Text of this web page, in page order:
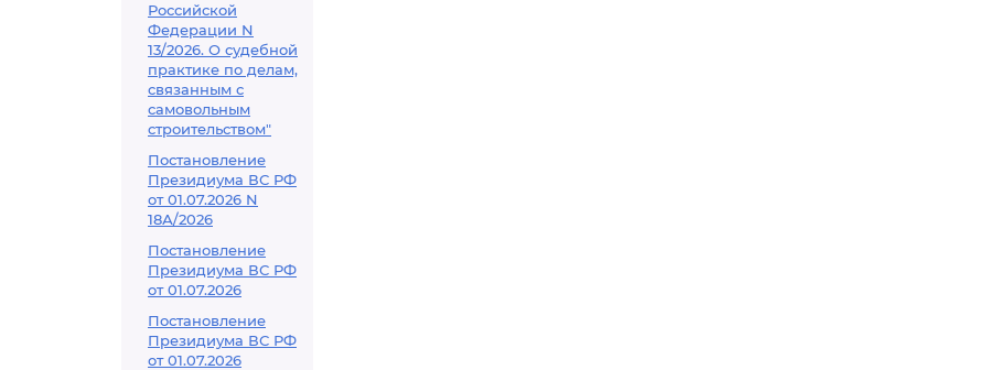
Российской
Федерации N
13/2026. О судебной
практике по делам,
связанным с
самовольным
строительством"
Постановление
Президиума ВС РФ
от 01.07.2026 N
18А/2026
Постановление
Президиума ВС РФ
от 01.07.2026
Постановление
Президиума ВС РФ
от 01.07.2026